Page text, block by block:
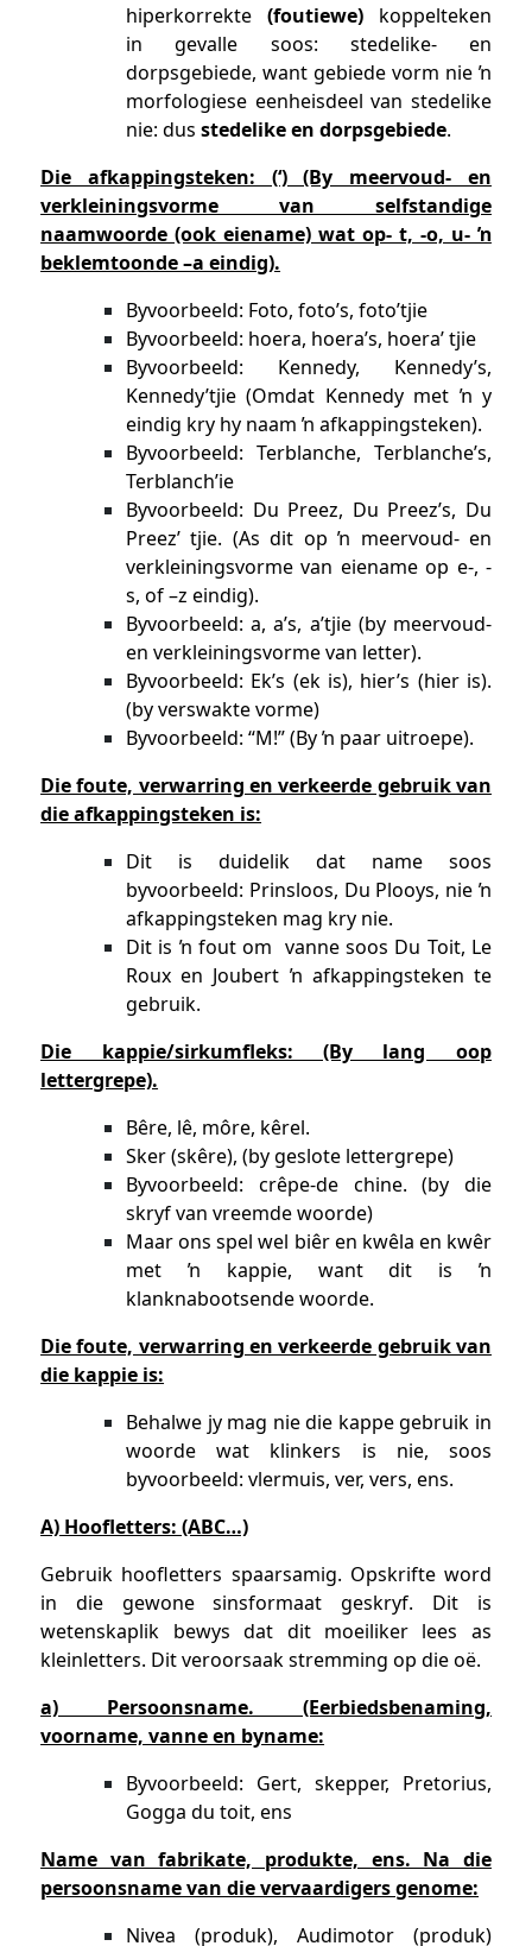
hiperkorrekte (foutiewe) koppelteken
in gevalle soos: stedelike- en
dorpsgebiede, want gebiede vorm nie ŉ
morfologiese eenheisdeel van stedelike
nie: dusstedelike en dorpsgebiede.
Die afkappingsteken: (‘) (By meervoud- en
verkleiningsvorme van selfstandige
naamwoorde (ook eiename) wat op- t, -o, u- ŉ
beklemtoonde –a eindig).
Byvoorbeeld: Foto, foto’s, foto’tjie
Byvoorbeeld: hoera, hoera’s, hoera’ tjie
Byvoorbeeld: Kennedy, Kennedy’s,
Kennedy’tjie (Omdat Kennedy met ŉ y
eindig kry hy naam ŉ afkappingsteken).
Byvoorbeeld: Terblanche, Terblanche’s,
Terblanch’ie
Byvoorbeeld: Du Preez, Du Preez’s, Du
Preez’ tjie. (As dit op ŉ meervoud- en
verkleiningsvorme van eiename op e-, -
s, of –z eindig).
Byvoorbeeld: a, a’s, a’tjie (by meervoud-
en verkleiningsvorme van letter).
Byvoorbeeld: Ek’s (ek is), hier’s (hier is).
(by verswakte vorme)
Byvoorbeeld: “M!” (By ŉ paar uitroepe).
Die foute, verwarring en verkeerde gebruik van
die afkappingsteken is:
Dit is duidelik dat name soos
byvoorbeeld: Prinsloos, Du Plooys, nie ŉ
afkappingsteken mag kry nie.
Dit is ŉ fout om vanne soos Du Toit, Le
Roux en Joubert ŉ afkappingsteken te
gebruik.
Die kappie/sirkumfleks: (By lang oop
lettergrepe).
Bêre, lê, môre, kêrel.
Sker (skêre), (by geslote lettergrepe)
Byvoorbeeld: crêpe-de chine. (by die
skryf van vreemde woorde)
Maar ons spel wel biêr en kwêla en kwêr
met ŉ kappie, want dit is ŉ
klanknabootsende woorde.
Die foute, verwarring en verkeerde gebruik van
die kappie is:
Behalwe jy mag nie die kappe gebruik in
woorde wat klinkers is nie, soos
byvoorbeeld: vlermuis, ver, vers, ens.
A) Hoofletters: (ABC…)
Gebruik hoofletters spaarsamig. Opskrifte word
in die gewone sinsformaat geskryf. Dit is
wetenskaplik bewys dat dit moeiliker lees as
kleinletters. Dit veroorsaak stremming op die oë.
a) Persoonsname. (Eerbiedsbenaming,
voorname, vanne en byname:
Byvoorbeeld: Gert, skepper, Pretorius,
Gogga du toit, ens
Name van fabrikate, produkte, ens. Na die
persoonsname van die vervaardigers genome:
Nivea (produk), Audimotor (produk)